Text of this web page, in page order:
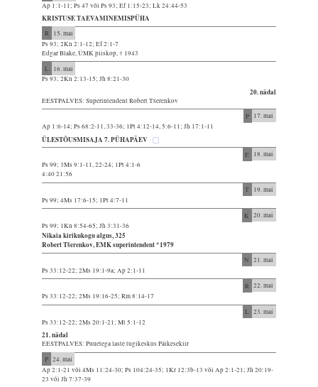
Ap 1:1-11; Ps 47 või Ps 93; Ef 1:15-23; Lk 24:44-53
KRISTUSE TAEVAMINEMISPÜHA
R 15. mai
Ps 93; 2Kn 2:1-12; Ef 2:1-7
Edgar Blake, ÜMK piiskop, † 1943
L
16. mai
Ps 93; 2Kn 2:13-15; Jh 8:21-30
20. nädal
EESTPALVES: Superintendent Robert Tšerenkov
P 17. mai
Ap 1:6-14; Ps 68:2-11, 33-36; 1Pt 4:12-14, 5:6-11; Jh 17:1-11
ÜLESTÕUSMISAJA 7. PÜHAPÄEV
E
18. mai
Ps 99; 3Ms 9:1-11, 22-24; 1Pt 4:1-6
4:40 21:56
T
19. mai
Ps 99; 4Ms 17:6-15; 1Pt 4:7-11
K 20. mai
Ps 99; 1Kn 8:54-65; Jh 3:31-36
Nikaia kirikukogu algus, 325
Robert Tšerenkov, EMK superintendent *1979
N 21. mai
Ps 33:12-22; 2Ms 19:1-9a; Ap 2:1-11
R 22. mai
Ps 33:12-22; 2Ms 19:16-25; Rm 8:14-17
L 23. mai
Ps 33:12-22; 2Ms 20:1-21; Mt 5:1-12
21. nädal
EESTPALVES: Puuetega laste tugikeskus Päikesekiir
P 24. mai
Ap 2:1-21 või 4Ms 11:24-30; Ps 104:24-35; 1Kr 12:3b-13 või Ap 2:1-21; Jh 20:19-
23 või Jh 7:37-39